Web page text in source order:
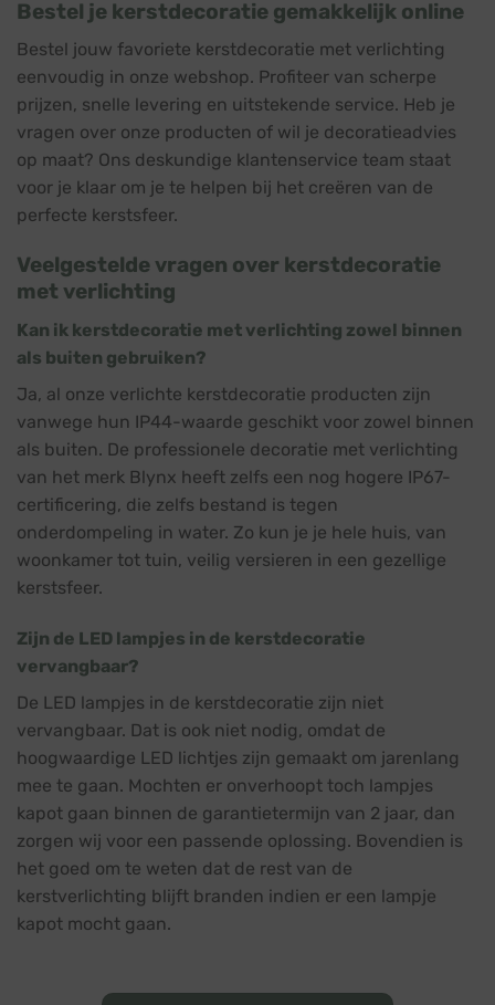
Bestel je kerstdecoratie gemakkelijk online
Bestel jouw favoriete kerstdecoratie met verlichting
eenvoudig in onze webshop. Profiteer van scherpe
prijzen, snelle levering en uitstekende service. Heb je
vragen over onze producten of wil je decoratieadvies
op maat? Ons deskundige klantenservice team staat
voor je klaar om je te helpen bij het creëren van de
perfecte kerstsfeer.
Veelgestelde vragen over kerstdecoratie
met verlichting
Kan ik kerstdecoratie met verlichting zowel binnen
als buiten gebruiken?
Ja, al onze verlichte kerstdecoratie producten zijn
vanwege hun IP44-waarde geschikt voor zowel binnen
als buiten. De professionele decoratie met verlichting
van het merk Blynx heeft zelfs een nog hogere IP67-
certificering, die zelfs bestand is tegen
onderdompeling in water. Zo kun je je hele huis, van
woonkamer tot tuin, veilig versieren in een gezellige
kerstsfeer.
Zijn de LED lampjes in de kerstdecoratie
vervangbaar?
De LED lampjes in de kerstdecoratie zijn niet
vervangbaar. Dat is ook niet nodig, omdat de
hoogwaardige LED lichtjes zijn gemaakt om jarenlang
mee te gaan. Mochten er onverhoopt toch lampjes
kapot gaan binnen de garantietermijn van 2 jaar, dan
zorgen wij voor een passende oplossing. Bovendien is
het goed om te weten dat de rest van de
kerstverlichting blijft branden indien er een lampje
kapot mocht gaan.